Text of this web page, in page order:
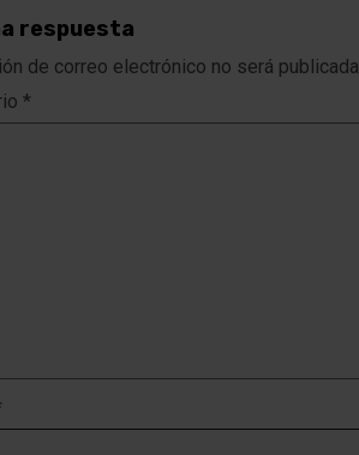
respuesta
de correo electrónico no será publicada.
*